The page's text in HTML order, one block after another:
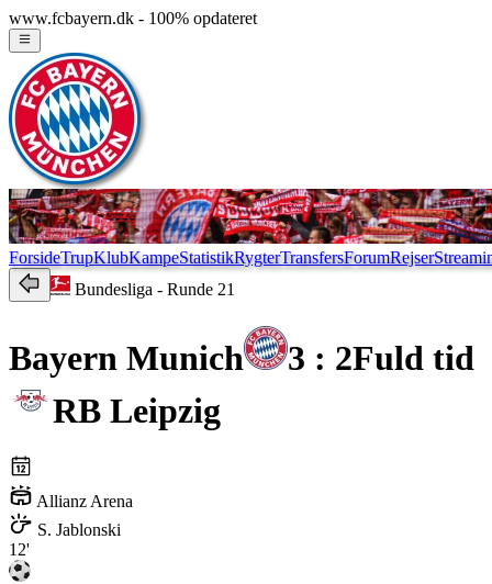
www.fcbayern.dk - 100% opdateret
ForsideTrupKlubKampeStatistikRygterTransfersForumRejser
Bundesliga - Runde 21
Bayern Munich 3 : 2Fuld tid
RB Leipzig
Allianz Arena
S. Jablonski
12'